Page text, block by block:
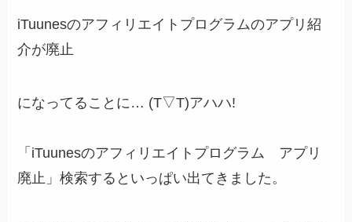
iTuunesのアフィリエイトプログラムのアプリ紹
介が廃止
になってることに… (T▽T)アハハ!
「iTuunesのアフィリエイトプログラム アプリ
廃止」検索するといっぱい出てきました。